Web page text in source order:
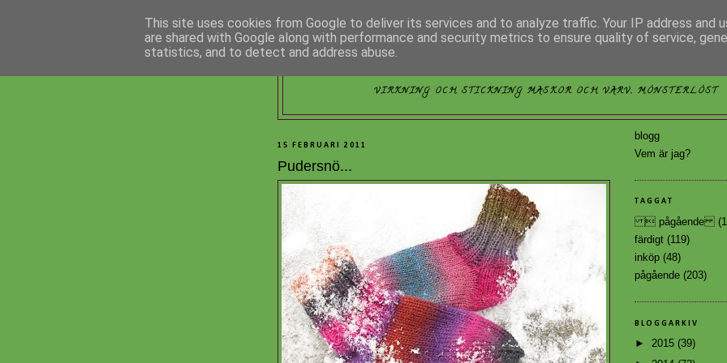
VIRKNING OCH STICKNING MASKOR OCH VARV, MÖNSTERLÖST
15 FEBRUARI 2011
Pudersnö...
blogg
Vem är jag?
TAGGAT
 pågående
färdigt (119)
inköp (48)
pågående (203)
BLOGGARKIV
► 2015 (39)
This site uses cookies from Google to deliver its services and to analyze traffic. Your IP address and
are shared with Google along with performance and security metrics to ensure quality of service,
statistics, and to detect and address abuse.